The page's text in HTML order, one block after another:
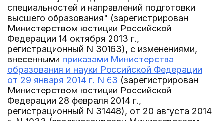
специальностей и направлений подготовки
высшего образования" (зарегистрирован
Министерством юстиции Российской
Федерации 14 октября 2013 г.,
регистрационный N 30163), с изменениями,
внесенными приказами Министерства
образования и науки Российской Федерации
от 29 января 2014 г. N 63 (зарегистрирован
Министерством юстиции Российской
Федерации 28 февраля 2014 г.,
регистрационный N 31448), от 20 августа 2014